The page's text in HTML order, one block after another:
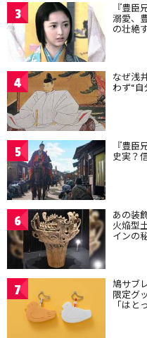
3 『豊
溺愛、
の壮絶
4 なぜ浅
わず“
5 『豊
史実？
6 あの装
火焔型
インの
7 鳩サブ
限定グ
「はと